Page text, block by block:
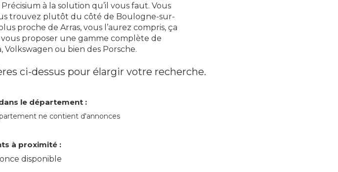
à la solution qu’il vous faut. Vous
trouvez plutôt du côté de Boulogne-sur-
proche de Arras, vous l’aurez compris, ça
proposer une gamme complète de
Volkswagen ou bien des Porsche.
ci-dessus pour élargir votre recherche.
le département :
ne contient d'annonces
à proximité :
disponible